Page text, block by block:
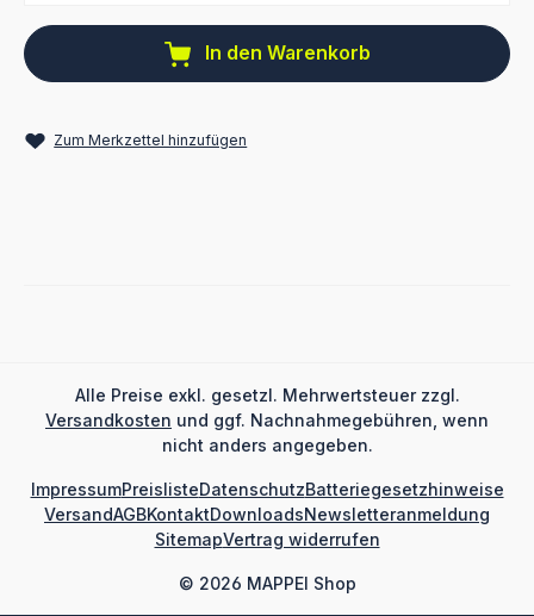
In den Warenkorb
Zum Merkzettel hinzufügen
Alle Preise exkl. gesetzl. Mehrwertsteuer zzgl.
Versandkosten und ggf. Nachnahmegebühren, wenn
nicht anders angegeben.
© 2026 MAPPEI Shop
ImpressumPreislisteDatenschutzBatteriegesetzhinweise
VersandAGBKontaktDownloadsNewsletteranmeldung
SitemapVertrag widerrufen